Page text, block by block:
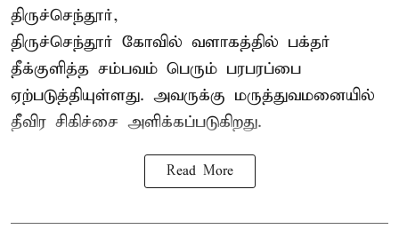
திருச்செந்தூர்,
திருச்செந்தூர் கோவில் வளாகத்தில் பக்தர்
தீக்குளித்த சம்பவம் பெரும் பரபரப்பை
ஏற்படுத்தியுள்ளது. அவருக்கு மருத்துவமனையில்
தீவிர சிகிச்சை அளிக்கப்படுகிறது.
Read More